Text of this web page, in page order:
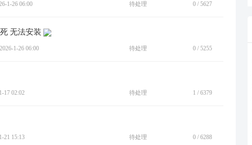
1-26 06:00 待处理 0 / 5627
无法安装
1-26 06:00 待处理 0 / 5255
17 02:02 待处理 1 / 6379
21 15:13 待处理 0 / 6288